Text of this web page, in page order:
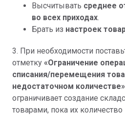
Высчитывать среднее
во всех приходах.
Брать из настроек
3. При необходимости
отметку «Ограничение
списания/перемещения
недостаточном количестве»
ограничивает создание
товарами, пока их количество